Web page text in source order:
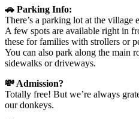
🚗 Parking Info:
There’s a parking lot at the village
A few spots are available right in
these for families with strollers or
You can also park along the main
sidewalks or driveways.
💸 Admission?
Totally free! But we’re always
our donkeys.